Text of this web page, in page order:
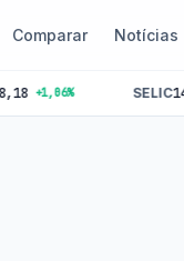
Comparar Notícias
14.25%